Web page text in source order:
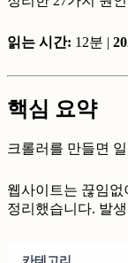
읽는 시간: 12분 |
핵심 요약
크롤러를 만들면
웹사이트는 끊임
정리했습니다. 발